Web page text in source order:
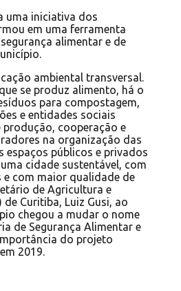
uma iniciativa dos
em uma ferramenta
alimentar e de
ambiental transversal.
se produz alimento, há o
para compostagem,
e entidades sociais
produção, cooperação e
na organização das
espaços públicos e privados
cidade sustentável, com
e com maior qualidade de
de Agricultura e
Curitiba, Luiz Gusi, ao
chegou a mudar o nome
de Segurança Alimentar e
do projeto
2019.